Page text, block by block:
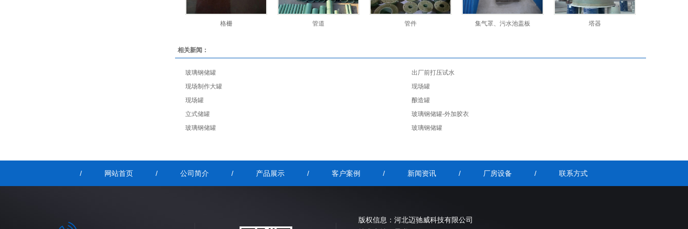
格栅 管道 管件 集气罩、污水池盖板 塔器
相关新闻：
玻璃钢储罐
出厂前打压试水
现场制作大罐
现场罐
现场罐
酿造罐
立式储罐
玻璃钢储罐-外加胶衣
玻璃钢储罐
玻璃钢储罐
/ 网站首页 / 公司简介 / 产品展示 / 客户案例 / 新闻资讯 / 厂房设备 / 联系方式
版权信息： 河北迈驰威科技有限公司